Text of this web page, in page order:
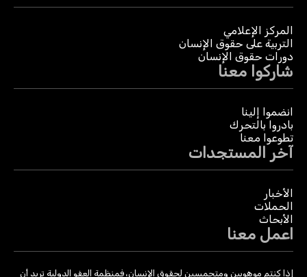
المركز الإعلامي
التربية على حقوق الإنسان
دورات حقوق الإنسان
شاركوا معنا
انضموا إلينا
بادروا بالتحرك
تطوعوا معنا
آخر المستجدات
الأخبار
الحملات
الأبحاث
اعمل معنا
إذا كنتم موهوبين ومتحمسين لحقوق الإنسان، فمنظمة العفو الدولية تريد أن